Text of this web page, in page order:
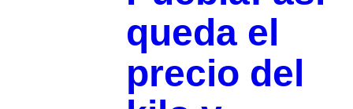
queda el
precio del